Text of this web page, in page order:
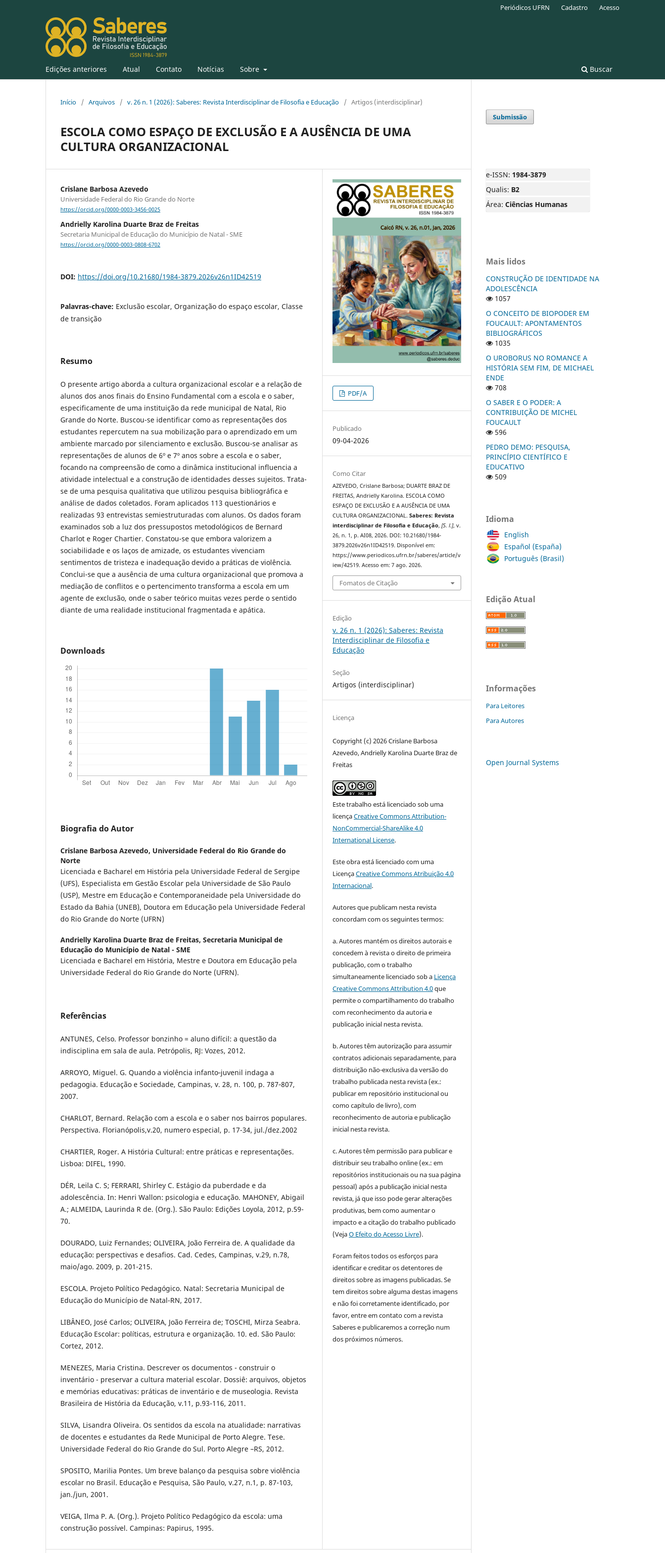
Edições anteriores Atual Contato Notícias Sobre Buscar
Periódicos UFRN Cadastro Acesso
Início / Arquivos / v. 26 n. 1 (2026): Saberes: Revista Interdisciplinar de Filosofia e Educação / Artigos (interdisciplinar)
ESCOLA COMO ESPAÇO DE EXCLUSÃO E A AUSÊNCIA DE UMA
CULTURA ORGANIZACIONAL
Crislane Barbosa Azevedo
Universidade Federal do Rio Grande do Norte
https://orcid.org/0000-0003-3456-0025
Andrielly Karolina Duarte Braz de Freitas
Secretaria Municipal de Educação do Município de Natal - SME
https://orcid.org/0000-0003-0808-6702
DOI: https://doi.org/10.21680/1984-3879.2026v26n1ID42519
Palavras-chave: Exclusão escolar, Organização do espaço escolar, Classe
de transição
Resumo
O presente artigo aborda a cultura organizacional escolar e a relação de
alunos dos anos finais do Ensino Fundamental com a escola e o saber,
especificamente de uma instituição da rede municipal de Natal, Rio
Grande do Norte. Buscou-se identificar como as representações dos
estudantes repercutem na sua mobilização para o aprendizado em um
ambiente marcado por silenciamento e exclusão. Buscou-se analisar as
representações de alunos de 6º e 7º anos sobre a escola e o saber,
focando na compreensão de como a dinâmica institucional influencia a
atividade intelectual e a construção de identidades desses sujeitos. Trata-
se de uma pesquisa qualitativa que utilizou pesquisa bibliográfica e
análise de dados coletados. Foram aplicados 113 questionários e
realizadas 93 entrevistas semiestruturadas com alunos. Os dados foram
examinados sob a luz dos pressupostos metodológicos de Bernard
Charlot e Roger Chartier. Constatou-se que embora valorizem a
sociabilidade e os laços de amizade, os estudantes vivenciam
sentimentos de tristeza e inadequação devido a práticas de violência.
Conclui-se que a ausência de uma cultura organizacional que promova a
mediação de conflitos e o pertencimento transforma a escola em um
agente de exclusão, onde o saber teórico muitas vezes perde o sentido
diante de uma realidade institucional fragmentada e apática.
Downloads
Biografia do Autor
Crislane Barbosa Azevedo, Universidade Federal do Rio Grande do
Norte
Licenciada e Bacharel em História pela Universidade Federal de Sergipe
(UFS), Especialista em Gestão Escolar pela Universidade de São Paulo
(USP), Mestre em Educação e Contemporaneidade pela Universidade do
Estado da Bahia (UNEB), Doutora em Educação pela Universidade Federal
do Rio Grande do Norte (UFRN)
Andrielly Karolina Duarte Braz de Freitas, Secretaria Municipal de
Educação do Município de Natal - SME
Licenciada e Bacharel em História, Mestre e Doutora em Educação pela
Universidade Federal do Rio Grande do Norte (UFRN).
Referências
ANTUNES, Celso. Professor bonzinho = aluno difícil: a questão da
indisciplina em sala de aula. Petrópolis, RJ: Vozes, 2012.
ARROYO, Miguel. G. Quando a violência infanto‑juvenil indaga a
pedagogia. Educação e Sociedade, Campinas, v. 28, n. 100, p. 787‑807,
2007.
CHARLOT, Bernard. Relação com a escola e o saber nos bairros populares.
Perspectiva. Florianópolis,v.20, numero especial, p. 17-34, jul./dez.2002
CHARTIER, Roger. A História Cultural: entre práticas e representações.
Lisboa: DIFEL, 1990.
DÉR, Leila C. S; FERRARI, Shirley C. Estágio da puberdade e da
adolescência. In: Henri Wallon: psicologia e educação. MAHONEY, Abigail
A.; ALMEIDA, Laurinda R de. (Org.). São Paulo: Edições Loyola, 2012, p.59-
70.
DOURADO, Luiz Fernandes; OLIVEIRA, João Ferreira de. A qualidade da
educação: perspectivas e desafios. Cad. Cedes, Campinas, v.29, n.78,
maio/ago. 2009, p. 201-215.
ESCOLA. Projeto Político Pedagógico. Natal: Secretaria Municipal de
Educação do Município de Natal-RN, 2017.
LIBÂNEO, José Carlos; OLIVEIRA, João Ferreira de; TOSCHI, Mirza Seabra.
Educação Escolar: políticas, estrutura e organização. 10. ed. São Paulo:
Cortez, 2012.
MENEZES, Maria Cristina. Descrever os documentos - construir o
inventário - preservar a cultura material escolar. Dossiê: arquivos, objetos
e memórias educativas: práticas de inventário e de museologia. Revista
Brasileira de História da Educação, v.11, p.93-116, 2011.
SILVA, Lisandra Oliveira. Os sentidos da escola na atualidade: narrativas
de docentes e estudantes da Rede Municipal de Porto Alegre. Tese.
Universidade Federal do Rio Grande do Sul. Porto Alegre –RS, 2012.
SPOSITO, Marilia Pontes. Um breve balanço da pesquisa sobre violência
escolar no Brasil. Educação e Pesquisa, São Paulo, v.27, n.1, p. 87-103,
jan./jun, 2001.
VEIGA, Ilma P. A. (Org.). Projeto Político Pedagógico da escola: uma
construção possível. Campinas: Papirus, 1995.
PDF/A
Publicado
09-04-2026
Como Citar
AZEVEDO, Crislane Barbosa; DUARTE BRAZ DE
FREITAS, Andrielly Karolina. ESCOLA COMO
ESPAÇO DE EXCLUSÃO E A AUSÊNCIA DE UMA
CULTURA ORGANIZACIONAL.Saberes: Revista
interdisciplinar de Filosofia e Educação,[S. l.], v.
26, n. 1, p. AI08, 2026. DOI: 10.21680/1984-
3879.2026v26n1ID42519. Disponível em:
https://www.periodicos.ufrn.br/saberes/article/v
iew/42519. Acesso em: 7 ago. 2026.
Fomatos de Citação
Edição
v. 26 n. 1 (2026): Saberes: Revista
Interdisciplinar de Filosofia e
Educação
Seção
Artigos (interdisciplinar)
Licença
Copyright (c) 2026 Crislane Barbosa
Azevedo, Andrielly Karolina Duarte Braz de
Freitas
Este trabalho está licenciado sob uma
licençaCreative Commons Attribution-
NonCommercial-ShareAlike 4.0
International License.
Este obra está licenciado com uma
LicençaCreative Commons Atribuição 4.0
Internacional.
Autores que publicam nesta revista
concordam com os seguintes termos:
a. Autores mantém os direitos autorais e
concedem à revista o direito de primeira
publicação, com o trabalho
simultaneamente licenciado sob a Licença
Creative Commons Attribution 4.0que
permite o compartilhamento do trabalho
com reconhecimento da autoria e
publicação inicial nesta revista.
b. Autores têm autorização para assumir
contratos adicionais separadamente, para
distribuição não-exclusiva da versão do
trabalho publicada nesta revista (ex.:
publicar em repositório institucional ou
como capítulo de livro), com
reconhecimento de autoria e publicação
inicial nesta revista.
c. Autores têm permissão para publicar e
distribuir seu trabalho online (ex.: em
repositórios institucionais ou na sua página
pessoal) após a publicação inicial nesta
revista, já que isso pode gerar alterações
produtivas, bem como aumentar o
impacto e a citação do trabalho publicado
(VejaO Efeito do Acesso Livre).
Foram feitos todos os esforços para
identificar e creditar os detentores de
direitos sobre as imagens publicadas. Se
tem direitos sobre alguma destas imagens
e não foi corretamente identificado, por
favor, entre em contato com a revista
Saberes e publicaremos a correção num
dos próximos números.
Submissão
e-ISSN: 1984-3879
Qualis: B2
Área: Ciências Humanas
Mais lidos
CONSTRUÇÃO DE IDENTIDADE NA
ADOLESCÊNCIA
1057
O CONCEITO DE BIOPODER EM
FOUCAULT: APONTAMENTOS
BIBLIOGRÁFICOS
1035
O UROBORUS NO ROMANCE A
HISTÓRIA SEM FIM, DE MICHAEL
ENDE
708
O SABER E O PODER: A
CONTRIBUIÇÃO DE MICHEL
FOUCAULT
596
PEDRO DEMO: PESQUISA,
PRINCÍPIO CIENTÍFICO E
EDUCATIVO
509
Idioma
English
Español (España)
Português (Brasil)
Edição Atual
Informações
Para Leitores
Para Autores
Open Journal Systems